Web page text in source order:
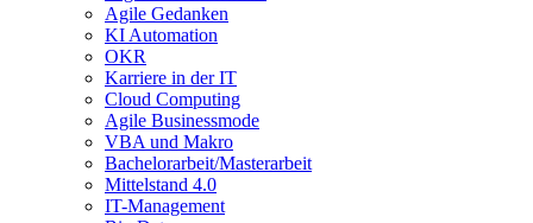
Agile Gedanken
KI Automation
OKR
Karriere in der IT
Cloud Computing
Agile Businessmode
VBA und Makro
Bachelorarbeit/Masterarbeit
Mittelstand 4.0
IT-Management